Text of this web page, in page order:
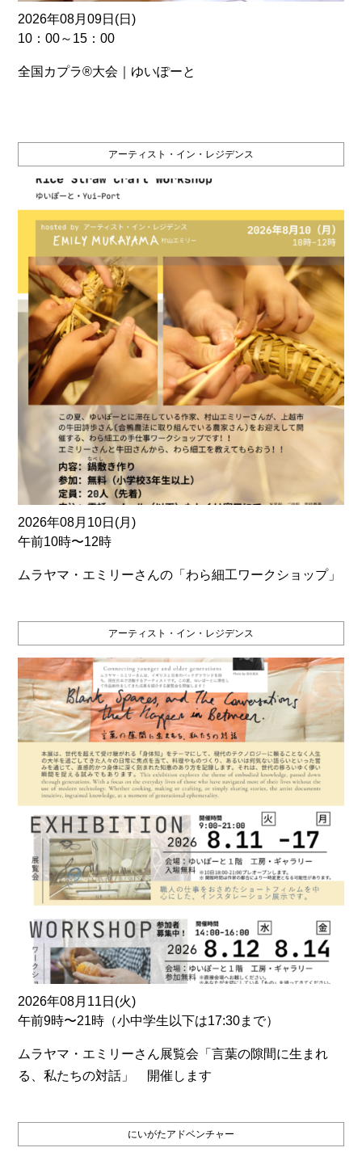
2026年08月09日(日)
10：00～15：00
全国カプラ®大会｜ゆいぽーと
アーティスト・イン・レジデンス
2026年08月10日(月)
午前10時〜12時
ムラヤマ・エミリーさんの「わら細工ワークショップ」
アーティスト・イン・レジデンス
2026年08月11日(火)
午前9時〜21時（小中学生以下は17:30まで）
ムラヤマ・エミリーさん展覧会「言葉の隙間に生まれ
る、私たちの対話」 開催します
にいがたアドベンチャー